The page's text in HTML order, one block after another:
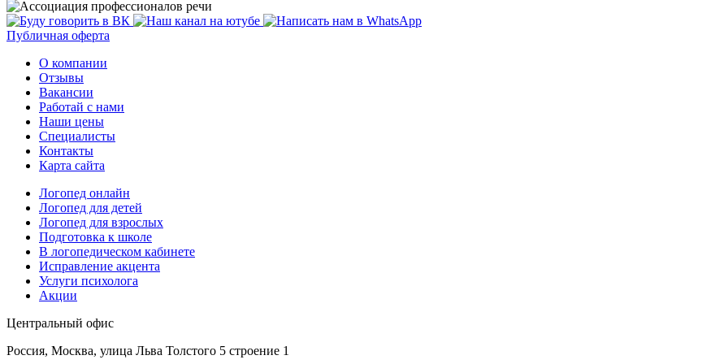
Публичная оферта
О компании
Отзывы
Вакансии
Работай с нами
Наши цены
Специалисты
Контакты
Карта сайта
Логопед онлайн
Логопед для детей
Логопед для взрослых
Подготовка к школе
В логопедическом кабинете
Исправление акцента
Услуги психолога
Акции
Центральный офис
Россия, Москва, улица Льва Толстого 5 строение 1